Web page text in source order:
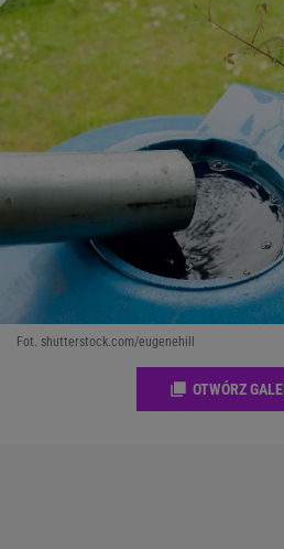
Fot. shutterstock.com/eugenehill
OTWÓRZ